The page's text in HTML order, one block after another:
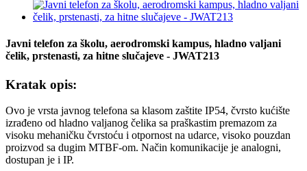
Javni telefon za školu, aerodromski kampus, hladno valjani
čelik, prstenasti, za hitne slučajeve - JWAT213
Kratak opis:
Ovo je vrsta javnog telefona sa klasom zaštite IP54, čvrsto kućište
izrađeno od hladno valjanog čelika sa praškastim premazom za
visoku mehaničku čvrstoću i otpornost na udarce, visoko pouzdan
proizvod sa dugim MTBF-om. Način komunikacije je analogni,
dostupan je i IP.